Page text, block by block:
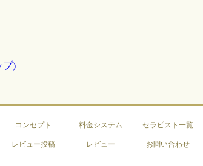
プ)
コンセプト 料金システム セラピスト一覧
レビュー投稿 レビュー お問い合わせ